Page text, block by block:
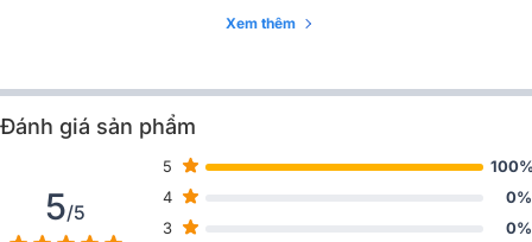
Xem thêm
Đánh giá sản phẩm
5/5
5
4
0%
3
0%